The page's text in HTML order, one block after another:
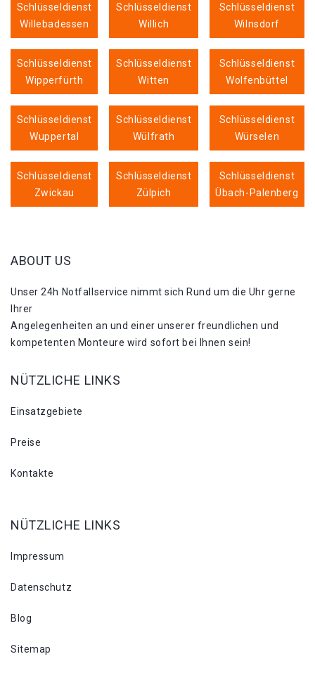
Schlüsseldienst
Willebadessen
Schlüsseldienst
Willich
Schlüsseldienst
Wilnsdorf
Schlüsseldienst
Wipperfürth
Schlüsseldienst
Witten
Schlüsseldienst
Wolfenbüttel
Schlüsseldienst
Wuppertal
Schlüsseldienst
Wülfrath
Schlüsseldienst
Würselen
Schlüsseldienst
Zwickau
Schlüsseldienst
Zülpich
Schlüsseldienst
Übach-Palenberg
ABOUT US
Unser 24h Notfallservice nimmt sich Rund um die Uhr gerne
Ihrer
Angelegenheiten an und einer unserer freundlichen und
kompetenten Monteure wird sofort bei Ihnen sein!
NÜTZLICHE LINKS
Einsatzgebiete
Preise
Kontakte
NÜTZLICHE LINKS
Impressum
Datenschutz
Blog
Sitemap